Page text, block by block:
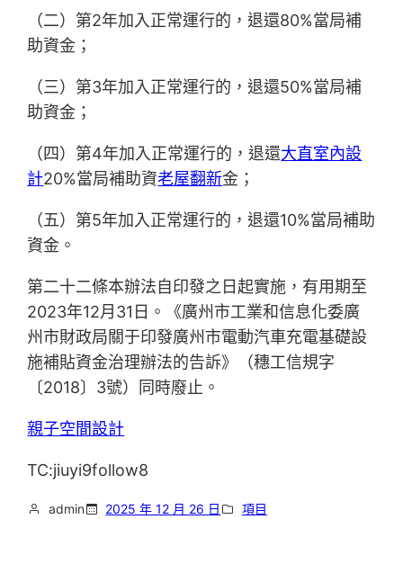
（二）第2年加入正常運行的，退還80%當局補
助資金；
（三）第3年加入正常運行的，退還50%當局補
助資金；
（四）第4年加入正常運行的，退還大直室內設
計20%當局補助資老屋翻新金；
（五）第5年加入正常運行的，退還10%當局補助
資金。
第二十二條本辦法自印發之日起實施，有用期至
2023年12月31日。《廣州市工業和信息化委廣
州市財政局關于印發廣州市電動汽車充電基礎設
施補貼資金治理辦法的告訴》（穗工信規字
〔2018〕3號）同時廢止。
親子空間設計
TC:jiuyi9follow8
admin 2025 年 12 月 26 日 項目